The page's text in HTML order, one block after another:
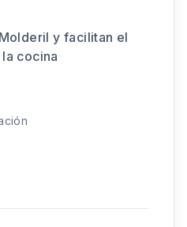
y facilitan el
cocina